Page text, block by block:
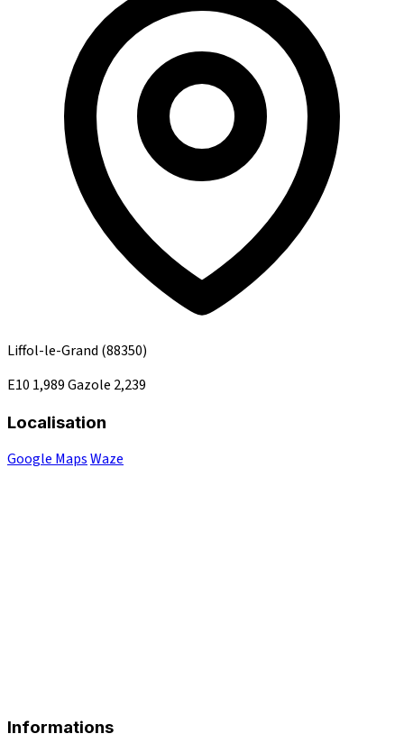
Liffol-le-Grand (88350)
E10 1,989Gazole 2,239
Localisation
Google MapsWaze
Informations